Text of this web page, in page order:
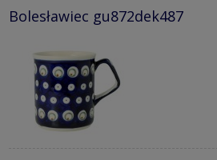
Bolesławiec gu872dek487